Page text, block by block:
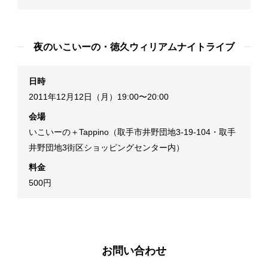
夜のいこいーの・徳久ウィリアムナイトライブ
日時
2011年12月12日（月）19:00〜20:00
会場
いこいーの＋Tappino（取手市井野団地3-19-104・取手
井野団地3街区ショッピングセンター内）
料金
500円
お問い合わせ